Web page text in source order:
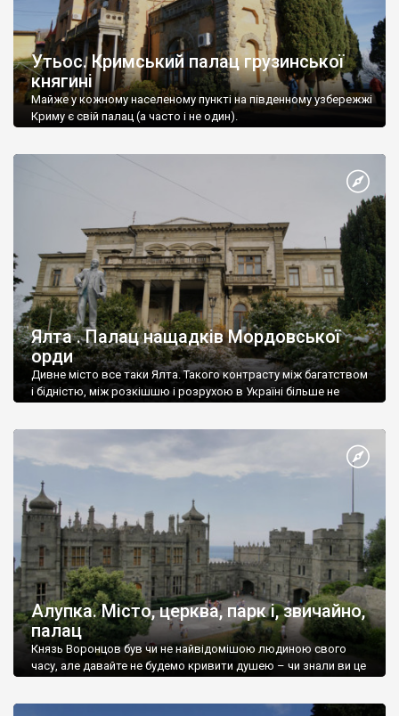
Утьос. Кримський палац грузинської
княгині
Майже у кожному населеному пункті на південному узбережжі
Криму є свій палац (а часто і не один).
Ялта . Палац нащадків Мордовської
орди
Дивне місто все таки Ялта. Такого контрасту між багатством
і бідністю, між розкішшю і розрухою в Україні більше не
Алупка. Місто, церква, парк і, звичайно,
палац
Князь Воронцов був чи не найвідомішою людиною свого
часу, але давайте не будемо кривити душею – чи знали ви це